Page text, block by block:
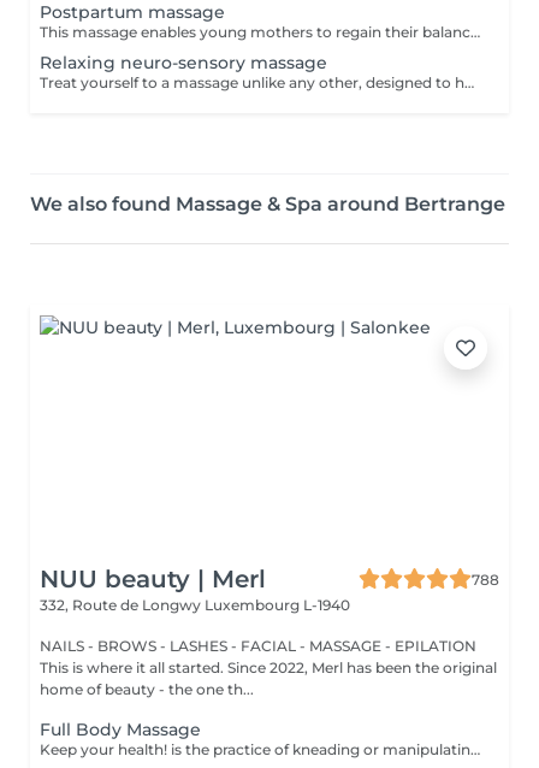
Postpartum massage
This massage enables young mothers to regain their balance more quickly, providing an intense sensation of well-being from head to toe. Thanks to a unique protocol combining wellness massage techniques and Chinese medicine acupressure points, this massage reunites and rebalances the energy of the pelvis, gently repositioning the organs of the belly, stimulating vitality, relieving tension and decongesting heavy legs. It soothes stress, allows you to gently feel the contours of your body and feel good about it. This massage can be adapted and modulated according to need: the choice of maneuvers is personalized to best meet the specific needs of each client. OPTIONAL: Tightening with a rebozo (a specially woven fabric from Mexico) allows the pelvis to gently settle, relieving residual ligament or joint pain from pregnancy, and helping the organs and uterus to return to their original size and position.
Relaxing neuro-sensory massage
Treat yourself to a massage unlike any other, designed to help you fully disconnect from the mind and reconnect with your body in all its dimensions. The neuro-sensory massage I offer is a truly unique experience: it combines gentle mobilisations of the limbs, movement work across multiple planes (horizontal, vertical, diagonal), and long, enveloping strokes inspired by Lomi-Lomi, the traditional Hawaiian massage. By playing with rhythm, direction, and sensory perception, this massage invites both body and mind to lose their usual reference points creating the perfect space for deep letting go. During the session, you are gently rocked, stretched, and mobilised. Your sense of space and time becomes blurred, your mind gradually lets go, and tension melts away. This massage is especially suited if you: are looking for a sensory experience that is different from traditional massages find it difficult to switch off and wish to treat yourself to deep relaxation are going through a period of stress or mental overload feel the need to reconnect with your body through a gentle, nurturing approach Each session is fully personalised and takes place in a warm, caring, and respectful environment.
We also found Massage & Spa around Bertrange
NUU beauty | Merl
788
332, Route de Longwy Luxembourg L-1940
NAILS - BROWS - LASHES - FACIAL - MASSAGE - EPILATION
This is where it all started. Since 2022, Merl has been the original
home of beauty - the one th...
Full Body Massage
Keep your health! is the practice of kneading or manipulating a person's muscles and other soft-tissue in order to reduce stress, reduce muscle pain, increase relaxation and improve the work of the immune system. Benefits of getting a full body massage: - reduces stress - relaxing - improves blood circulation - improves body immune system How is full body massage done? - head and neck are massaged - shoulders and back are massaged - hands and arms are massaged - feet and legs are massaged - belly is massaged Age restrictions: there are no age restrictions for this procedure. Post procedure recommendations: do not do sport and any sharp movements 2-3 hours after the procedure. Frequency: 1-2 times per week, 10 times in total. Repeat once in 3-6 months.